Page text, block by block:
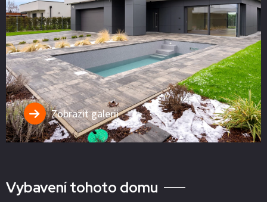
Zobrazit galerii
Vybavení tohoto domu